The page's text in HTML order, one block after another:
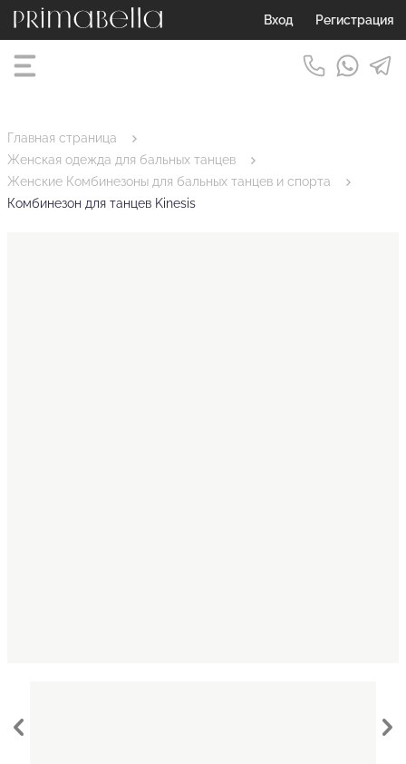
Вход Регистрация
Главная страница
Женская одежда для бальных танцев
Женские Комбинезоны для бальных танцев и спорта
Комбинезон для танцев Kinesis